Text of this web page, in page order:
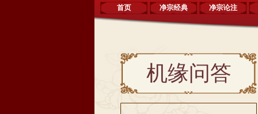
首页 净宗经典 净宗论注
机缘问答